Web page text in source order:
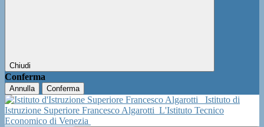
Chiudi
Conferma
Annulla Conferma
Istituto di
Istruzione Superiore Francesco Algarotti L'Istituto Tecnico
Economico di Venezia